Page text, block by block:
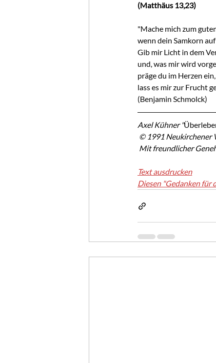
(Matthäus 13,23)
"Mache mich zum
wenn dein Samkorn
Gib mir Licht in dem
und, was mir wird
präge du im Herzen ein,
lass es mir zur Frucht
(Benjamin Schmolck)
Axel Kühner "
© 1991 Neukirchener
Mit freundlicher
Text ausdrucken
Diesen "Gedanken für